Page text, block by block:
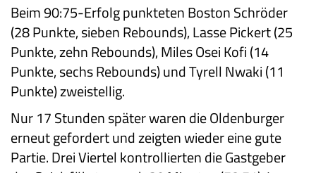
Beim 90:75-Erfolg punkteten Boston Schröder
(28 Punkte, sieben Rebounds), Lasse Pickert (25
Punkte, zehn Rebounds), Miles Osei Kofi (14
Punkte, sechs Rebounds) und Tyrell Nwaki (11
Punkte) zweistellig.
Nur 17 Stunden später waren die Oldenburger
erneut gefordert und zeigten wieder eine gute
Partie. Drei Viertel kontrollierten die Gastgeber